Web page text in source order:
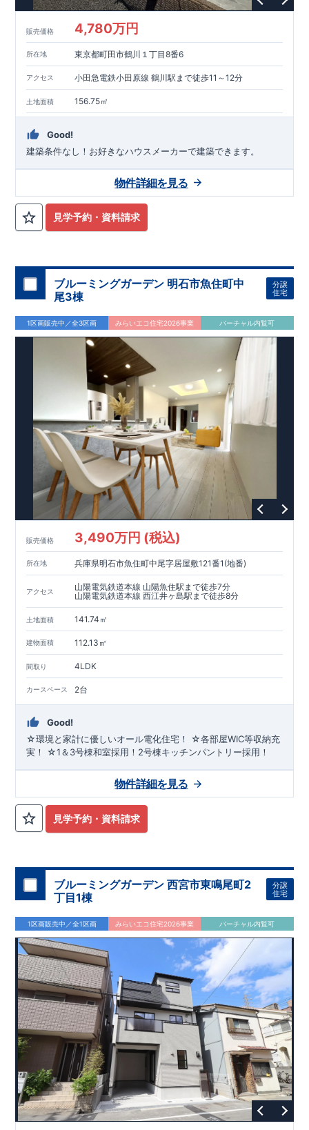
風等級2 災害時の損傷の受けにくさを評価されています。建築
1.2倍の暴風に対しても損傷を生じないことで耐風最高等級
取得しています。 ■自社一貫体制もっと詳しく 東栄住宅は土
地の仕入れ、設計、施工、販売、メンテナンスまで、すべての
プロセスに携わっています。 ■ アフターサポート
快適に暮らすことができる住宅の品質を長期にわたり
維持するには、定期的な点検を実施することが重要です。
60年間の保証制度がございます。もちろん、定期点検以外でも
販売価格 4,780万円
所在地 東京都町田市鶴川１丁目8番6
アクセス 小田急電鉄小田原線 鶴川駅まで徒歩11～12分
土地面積 156.75㎡
Good!
建築条件なし！​お好きなハウスメーカーで建築できます。
見学予約・資料請求
物件詳細を見る
ブルーミングガーデン 明石市魚住町中
尾3棟
分譲
住宅
1区画販売中／全3区画 みらいエコ住宅2026事業 バーチャル内覧可
販売価格 3,490万円 (税込)
所在地 兵庫県明石市魚住町中尾字居屋敷121番1(地番)
アクセス
山陽電気鉄道本線 山陽魚住駅まで徒歩7分
山陽電気鉄道本線 西江井ヶ島駅まで徒歩8分
土地面積 141.74㎡
建物面積 112.13㎡
間取り 4LDK
カースペース 2台
Good!
☆環境と家計に優しいオール電化住宅！ ☆各部屋WIC等収納充
実！ ☆1＆3号棟和室採用！2号棟キッチンパントリー採用！
見学予約・資料請求
物件詳細を見る
ブルーミングガーデン 西宮市東鳴尾町2
丁目1棟
分譲
住宅
1区画販売中／全1区画 みらいエコ住宅2026事業 バーチャル内覧可